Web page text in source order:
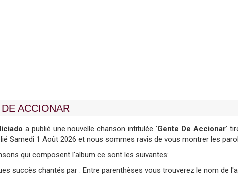
ACCIONAR
a publié une nouvelle chanson intitulée 'Gente De Accionar'
Samedi 1 Août 2026 et nous sommes ravis de vous montrer les
qui composent l'album ce sont les suivantes:
succès chantés par . Entre parenthèses vous trouverez le nom de